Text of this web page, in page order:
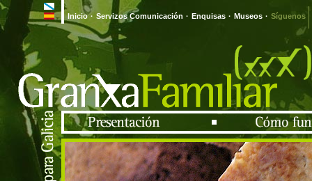
Inicio · Servizos Comunicación · Enquisas · Museos · Síguenos